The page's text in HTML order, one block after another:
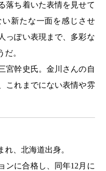
落ち着いた表情を見せて
新たな一面を感じさせ
っぽい表現まで、多彩な
。
宮幹史氏。金川さんの自
これまでにない表情や雰
れ、北海道出身。
ンに合格し、同年12月に